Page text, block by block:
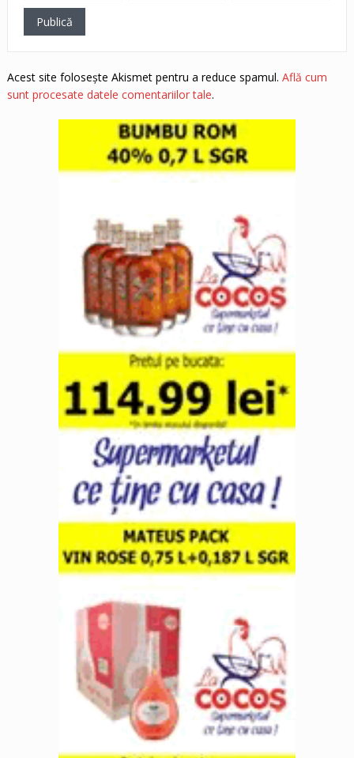
Acest site folosește Akismet pentru a reduce spamul. Află cum
sunt procesate datele comentariilor tale.